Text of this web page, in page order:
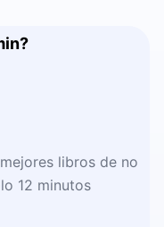
libros de no
12 minutos